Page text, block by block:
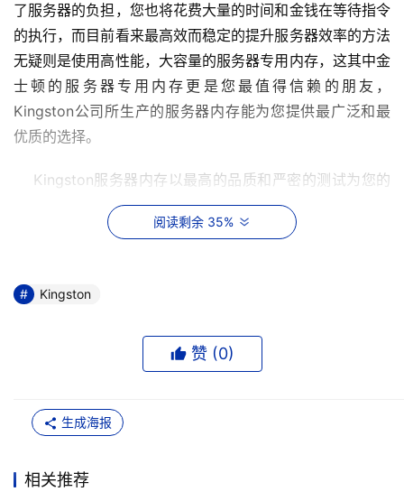
了服务器的负担，您也将花费大量的时间和金钱在等待指令
的执行，而目前看来最高效而稳定的提升服务器效率的方法
无疑则是使用高性能，大容量的服务器专用内存，这其中金
士顿的服务器专用内存更是您最值得信赖的朋友，
Kingston公司所生产的服务器内存能为您提供最广泛和最
优质的选择。
Kingston服务器内存以最高的品质和严密的测试为您的
服务器提供百分之百高效而稳定的产品，为保证每块服务器
内存的产品质量，Kingston公司对所有的内存产品实行全
的每个存储单元都进行了严格的测试，从而使得Kingston
服务器内存的可靠性接近于100%。另外，KINGSTON服务
器内存在您服务器需要升级时，仅需花费最基本的费用，与
系统生产上内存相比。每个模组最多可为您节约50%的费
任何的威胁！
对您的服务器效能的提升有着十分重要的意义。而相信
阅读剩余 35%
Kingston
赞 (0)
生成海报
相关推荐